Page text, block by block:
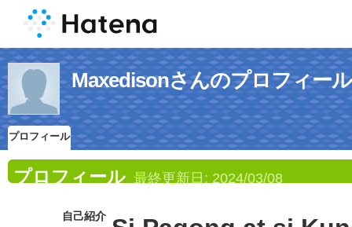
Maxedisonさんのプロフィール
プロフィール
プロフィール 最終更新日: 2024/03/08
自己紹介